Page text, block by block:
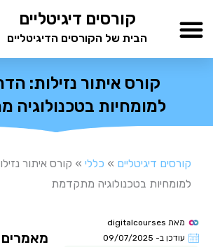
לתוכן
קורסים דיגיטליים
הבית של הקורסים הדיגיטליים
קורס איתור נזילות:
למומחיות
קורסים דיגיטליים » כללי » קורס איתור
למומחיות בטכנולוגיה מתקדמת
מאת
עודכן ב- 09/07/2025
מאמרים